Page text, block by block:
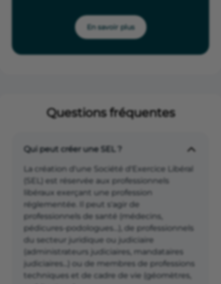
En savoir plus
Questions fréquentes
Qui peut créer une SEL ?
La création d'une Société d'Exercice Libéral
(SEL) est réservée aux professionnels
libéraux exerçant une profession
réglementée. Il peut s'agir de
professionnels de santé (médecins,
pédicures-podologues…), de professionnels
du secteur juridique ou judiciaire
(administrateurs judiciaires, mandataires
judiciaires...) ou de membres de professions
techniques et de cadre de vie (géomètres,